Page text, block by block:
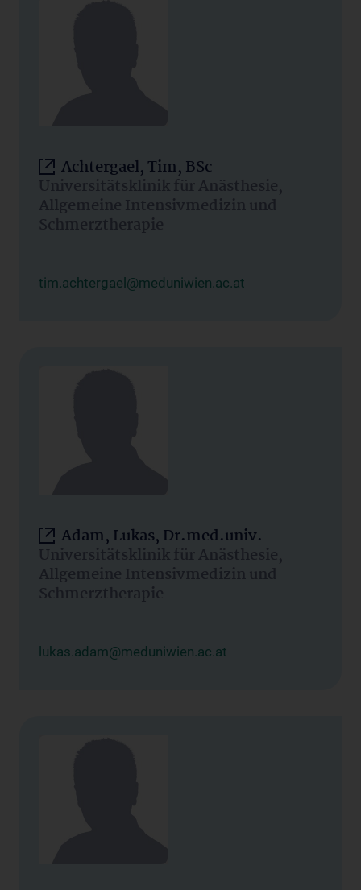
Achtergael, Tim, BSc
Universitätsklinik für Anästhesie,
Allgemeine Intensivmedizin und
Schmerztherapie
tim.achtergael@meduniwien.ac.at
Adam, Lukas, Dr.med.univ.
Universitätsklinik für Anästhesie,
Allgemeine Intensivmedizin und
Schmerztherapie
lukas.adam@meduniwien.ac.at